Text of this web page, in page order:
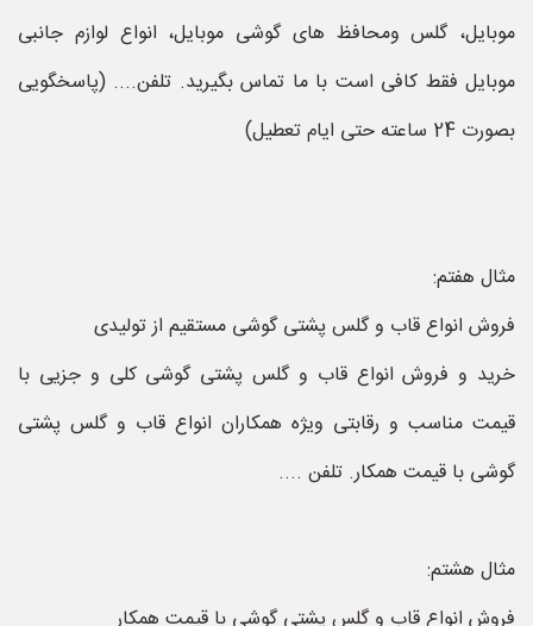
موبایل، گلس ومحافظ های گوشی موبایل، انواع لوازم جانبی
موبایل فقط کافی است با ما تماس بگیرید. تلفن.... (پاسخگویی
بصورت 24 ساعته حتی ایام تعطیل)
مثال هفتم:
فروش انواع قاب و گلس پشتی گوشی مستقیم از تولیدی
خرید و فروش انواع قاب و گلس پشتی گوشی کلی و جزیی با
قیمت مناسب و رقابتی ویژه همکاران انواع قاب و گلس پشتی
گوشی با قیمت همکار. تلفن ....
مثال هشتم:
فروش انواع قاب و گلس پشتی گوشی با قیمت همکار